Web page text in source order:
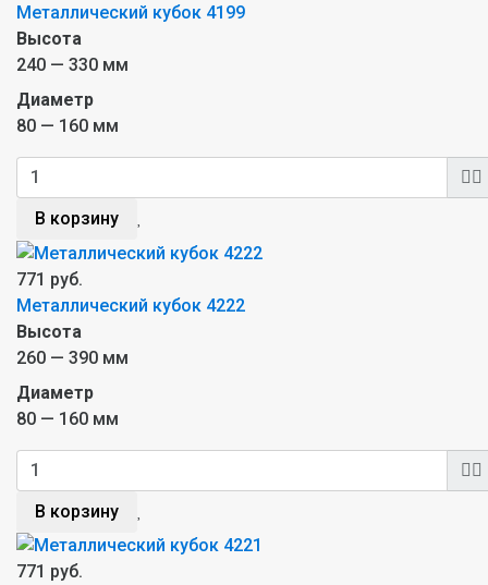
Металлический кубок 4199
Высота
240 — 330 мм
Диаметр
80 — 160 мм
В корзину
771 руб.
Металлический кубок 4222
Высота
260 — 390 мм
Диаметр
80 — 160 мм
В корзину
771 руб.